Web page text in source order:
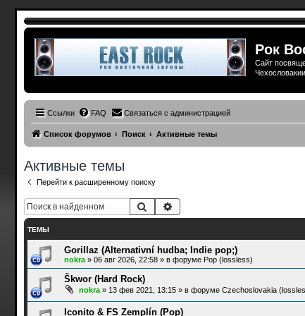
Рок
Сайт
Ссылки FAQ Связаться с администрацией
Список форумов Поиск Активные темы
Активные темы
Перейти к расширенному поиску
Поиск
ТЕМЫ
Gorillaz (Alternativní hudba; Indie pop;)
nokra» 06 авг 2026, 22:58» в форуме Pop (lossless)
Škwor (Hard Rock)
nokra» 13 фев 2021, 13:15» в форуме Czechoslovakia
Iconito & FS Zemplín (Pop)